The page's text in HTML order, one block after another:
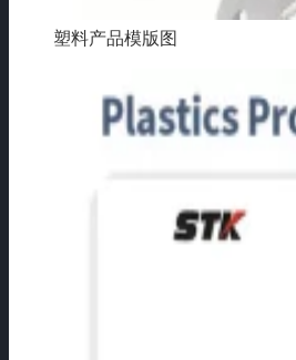
塑料产品模版图